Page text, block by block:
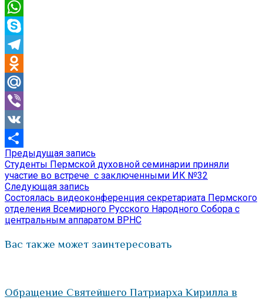
Email
WhatsApp
Skype
Telegram
Odnoklassniki
Mail.Ru
Viber
VK
Отправить
Навигация
по
записям
Предыдущая запись
запись:
Студенты Пермской духовной семинарии приняли
участие во встрече с заключенными ИК №32
Следующая запись
запись:
Состоялась видеоконференция секретариата Пермского
отделения Всемирного Русского Народного Собора с
центральным аппаратом ВРНС
Вас также может заинтересовать
Обращение Святейшего Патриарха Кирилла в